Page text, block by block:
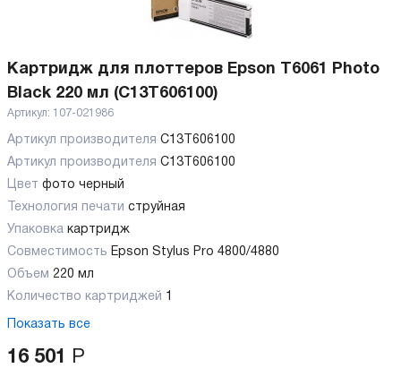
Картридж для плоттеров Epson T6061 Photo
Black 220 мл (C13T606100)
Артикул: 107-021986
Артикул производителя C13T606100
Артикул производителя C13T606100
Цвет фото черный
Технология печати струйная
Упаковка картридж
Совместимость Epson Stylus Pro 4800/4880
Объем 220 мл
Количество картриджей 1
Показать все
16 501 Р